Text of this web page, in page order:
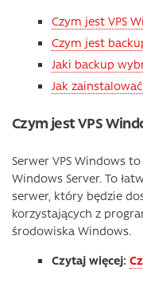
Czym jest VPS
Czym jest
Jaki backup
Jak
Czym jest VPS
Serwer VPS Windows
Windows Server. To
serwer, który będzie
korzystających z
środowiska Windows.
Czytaj więcej: